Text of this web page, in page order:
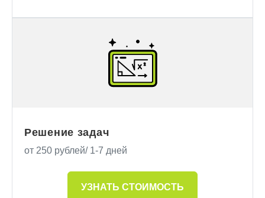
Решение задач
от 250 рублей/ 1-7 дней
УЗНАТЬ СТОИМОСТЬ